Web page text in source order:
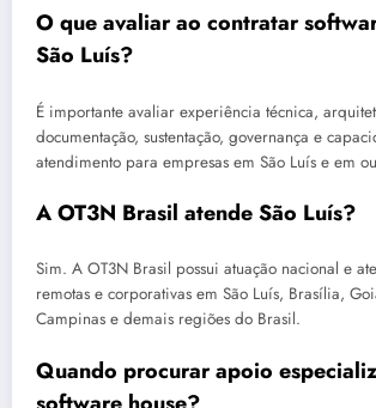
O que avaliar ao contratar
São Luís?
É importante avaliar experiência técnica,
documentação, sustentação, governança e
atendimento para empresas em São Luís e em
A OT3N Brasil atende São Luís?
Sim. A OT3N Brasil possui atuação nacional e
remotas e corporativas em São Luís, Brasília,
Campinas e demais regiões do Brasil.
Quando procurar apoio